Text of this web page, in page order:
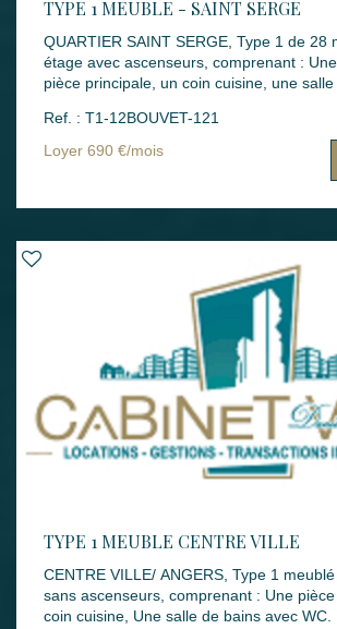
TYPE 1 MEUBLE - SAINT SERGE
QUARTIER SAINT SERGE, Type 1 de 28
étage avec ascenseurs, comprenant : Une entrée, une
pièce principale, un coin cuisine, une
690 € dont 37 € de charges Montant des dépenses
théoriques d'énergie annuelle : entre 290 € et
(année des prix moyens des énergies
rédaction bail : 224 € Honoraires états
Géorisques : www.georisques.gouv.fr
Ref. : T1-12BOUVET-121
Loyer 690 €/mois
TYPE 1 MEUBLE CENTRE VILLE
CENTRE VILLE/ ANGERS, Type 1
sans ascenseurs, comprenant : Une pièce principale, Un
coin cuisine, Une salle de bains avec WC. Mode de